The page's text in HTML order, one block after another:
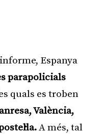
Espanya
parapolicials
quals es troben
València,
A més, tal